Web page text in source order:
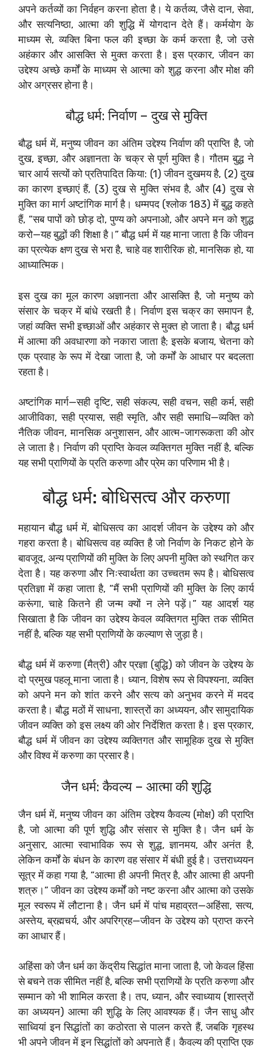
अपने कर्तव्यों का निर्वहन करना होता है। ये कर्तव्य, जैसे दान, सेवा,
और सत्यनिष्ठा, आत्मा की शुद्धि में योगदान देते हैं। कर्मयोग के
माध्यम से, व्यक्ति बिना फल की इच्छा के कर्म करता है, जो उसे
अहंकार और आसक्ति से मुक्त करता है। इस प्रकार, जीवन का
उद्देश्य अच्छे कर्मों के माध्यम से आत्मा को शुद्ध करना और मोक्ष की
ओर अग्रसर होना है।
बौद्ध धर्म: निर्वाण – दुख से मुक्ति
बौद्ध धर्म में, मनुष्य जीवन का अंतिम उद्देश्य निर्वाण की प्राप्ति है, जो
दुख, इच्छा, और अज्ञानता के चक्र से पूर्ण मुक्ति है। गौतम बुद्ध ने
चार आर्य सत्यों को प्रतिपादित किया: (1) जीवन दुखमय है, (2) दुख
का कारण इच्छाएं हैं, (3) दुख से मुक्ति संभव है, और (4) दुख से
मुक्ति का मार्ग अष्टांगिक मार्ग है। धम्मपद (श्लोक 183) में बुद्ध कहते
हैं, “सब पापों को छोड़ दो, पुण्य को अपनाओ, और अपने मन को शुद्ध
करो—यह बुद्धों की शिक्षा है।” बौद्ध धर्म में यह माना जाता है कि जीवन
का प्रत्येक क्षण दुख से भरा है, चाहे वह शारीरिक हो, मानसिक हो, या
आध्यात्मिक।
इस दुख का मूल कारण अज्ञानता और आसक्ति है, जो मनुष्य को
संसार के चक्र में बांधे रखती है। निर्वाण इस चक्र का समापन है,
जहां व्यक्ति सभी इच्छाओं और अहंकार से मुक्त हो जाता है। बौद्ध धर्म
में आत्मा की अवधारणा को नकारा जाता है; इसके बजाय, चेतना को
एक प्रवाह के रूप में देखा जाता है, जो कर्मों के आधार पर बदलता
रहता है।
अष्टांगिक मार्ग—सही दृष्टि, सही संकल्प, सही वचन, सही कर्म, सही
आजीविका, सही प्रयास, सही स्मृति, और सही समाधि—व्यक्ति को
नैतिक जीवन, मानसिक अनुशासन, और आत्म-जागरूकता की ओर
ले जाता है। निर्वाण की प्राप्ति केवल व्यक्तिगत मुक्ति नहीं है, बल्कि
यह सभी प्राणियों के प्रति करुणा और प्रेम का परिणाम भी है।
बौद्ध धर्म: बोधिसत्व और करुणा
महायान बौद्ध धर्म में, बोधिसत्व का आदर्श जीवन के उद्देश्य को और
गहरा करता है। बोधिसत्व वह व्यक्ति है जो निर्वाण के निकट होने के
बावजूद, अन्य प्राणियों की मुक्ति के लिए अपनी मुक्ति को स्थगित कर
देता है। यह करुणा और निःस्वार्थता का उच्चतम रूप है। बोधिसत्व
प्रतिज्ञा में कहा जाता है, “मैं सभी प्राणियों की मुक्ति के लिए कार्य
करूंगा, चाहे कितने ही जन्म क्यों न लेने पड़ें।” यह आदर्श यह
सिखाता है कि जीवन का उद्देश्य केवल व्यक्तिगत मुक्ति तक सीमित
नहीं है, बल्कि यह सभी प्राणियों के कल्याण से जुड़ा है।
बौद्ध धर्म में करुणा (मैत्री) और प्रज्ञा (बुद्धि) को जीवन के उद्देश्य के
दो प्रमुख पहलू माना जाता है। ध्यान, विशेष रूप से विपश्यना, व्यक्ति
को अपने मन को शांत करने और सत्य को अनुभव करने में मदद
करता है। बौद्ध मठों में साधना, शास्त्रों का अध्ययन, और सामुदायिक
जीवन व्यक्ति को इस लक्ष्य की ओर निर्देशित करता है। इस प्रकार,
बौद्ध धर्म में जीवन का उद्देश्य व्यक्तिगत और सामूहिक दुख से मुक्ति
और विश्व में करुणा का प्रसार है।
जैन धर्म: कैवल्य – आत्मा की शुद्धि
जैन धर्म में, मनुष्य जीवन का अंतिम उद्देश्य कैवल्य (मोक्ष) की प्राप्ति
है, जो आत्मा की पूर्ण शुद्धि और संसार से मुक्ति है। जैन धर्म के
अनुसार, आत्मा स्वाभाविक रूप से शुद्ध, ज्ञानमय, और अनंत है,
लेकिन कर्मों के बंधन के कारण वह संसार में बंधी हुई है। उत्तराध्ययन
सूत्र में कहा गया है, “आत्मा ही अपनी मित्र है, और आत्मा ही अपनी
शत्रु।” जीवन का उद्देश्य कर्मों को नष्ट करना और आत्मा को उसके
मूल स्वरूप में लौटाना है। जैन धर्म में पांच महाव्रत—अहिंसा, सत्य,
अस्तेय, ब्रह्मचर्य, और अपरिग्रह—जीवन के उद्देश्य को प्राप्त करने
का आधार हैं।
अहिंसा को जैन धर्म का केंद्रीय सिद्धांत माना जाता है, जो केवल हिंसा
से बचने तक सीमित नहीं है, बल्कि सभी प्राणियों के प्रति करुणा और
सम्मान को भी शामिल करता है। तप, ध्यान, और स्वाध्याय (शास्त्रों
का अध्ययन) आत्मा की शुद्धि के लिए आवश्यक हैं। जैन साधु और
साध्वियां इन सिद्धांतों का कठोरता से पालन करते हैं, जबकि गृहस्थ
भी अपने जीवन में इन सिद्धांतों को अपनाते हैं। कैवल्य की प्राप्ति एक